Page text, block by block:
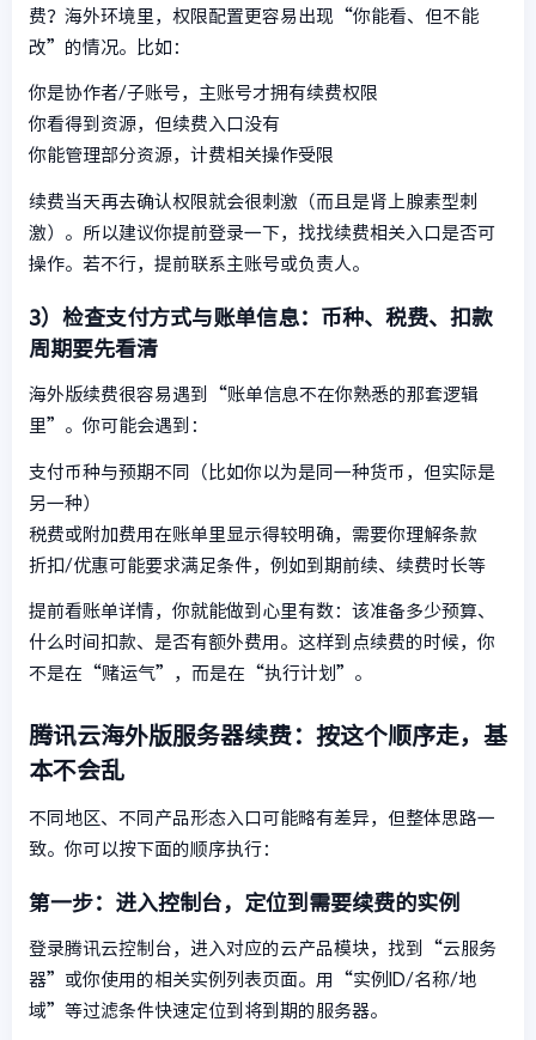
费？海外环境里，权限配置更容易出现“你能看、但不能
改”的情况。比如：
你是协作者/子账号，主账号才拥有续费权限
你看得到资源，但续费入口没有
你能管理部分资源，计费相关操作受限
续费当天再去确认权限就会很刺激（而且是肾上腺素型刺
激）。所以建议你提前登录一下，找找续费相关入口是否可
操作。若不行，提前联系主账号或负责人。
3）检查支付方式与账单信息：币种、税费、扣款
周期要先看清
海外版续费很容易遇到“账单信息不在你熟悉的那套逻辑
里”。你可能会遇到：
支付币种与预期不同（比如你以为是同一种货币，但实际是
另一种）
税费或附加费用在账单里显示得较明确，需要你理解条款
折扣/优惠可能要求满足条件，例如到期前续、续费时长等
提前看账单详情，你就能做到心里有数：该准备多少预算、
什么时间扣款、是否有额外费用。这样到点续费的时候，你
不是在“赌运气”，而是在“执行计划”。
腾讯云海外版服务器续费：按这个顺序走，基
本不会乱
不同地区、不同产品形态入口可能略有差异，但整体思路一
致。你可以按下面的顺序执行：
第一步：进入控制台，定位到需要续费的实例
登录腾讯云控制台，进入对应的云产品模块，找到“云服务
器”或你使用的相关实例列表页面。用“实例ID/名称/地
域”等过滤条件快速定位到将到期的服务器。